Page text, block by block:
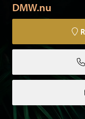
DMW.nu